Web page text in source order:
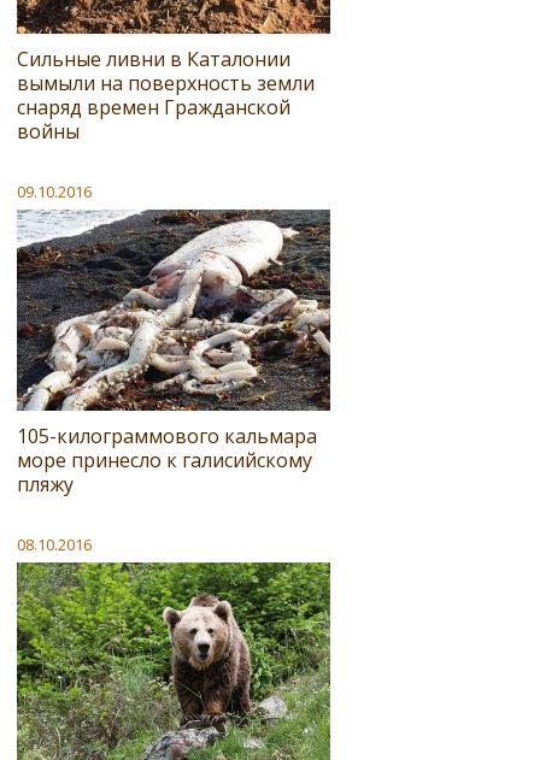
Сильные ливни в Каталонии
вымыли на поверхность земли
снаряд времен Гражданской
войны
09.10.2016
105-килограммового кальмара
море принесло к галисийскому
пляжу
08.10.2016